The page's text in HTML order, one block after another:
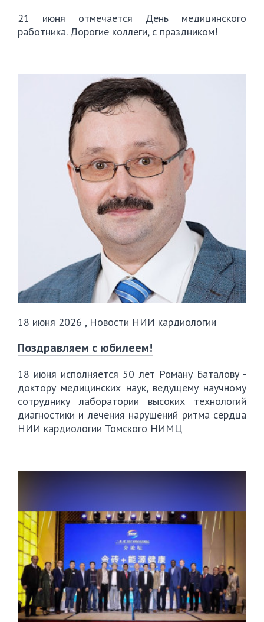
21 июня отмечается День медицинского
работника. Дорогие коллеги, с праздником!
18 июня 2026 , Новости НИИ кардиологии
Поздравляем с юбилеем!
18 июня исполняется 50 лет Роману Баталову -
доктору медицинских наук, ведущему научному
сотруднику лаборатории высоких технологий
диагностики и лечения нарушений ритма сердца
НИИ кардиологии Томского НИМЦ